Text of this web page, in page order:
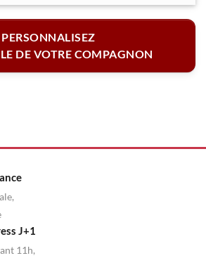
PERSONNALISEZ
DE VOTRE COMPAGNON
J+1
11h,